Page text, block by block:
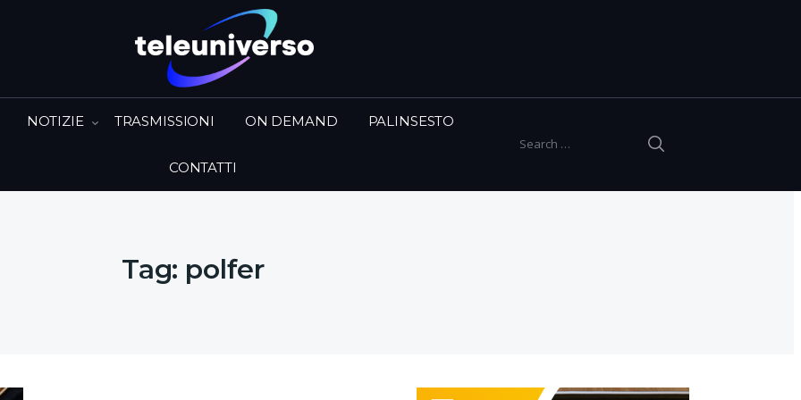
Search for:
NOTIZIE TRASMISSIONI ON DEMAND PALINSESTO
CONTATTI
Tag: polfer